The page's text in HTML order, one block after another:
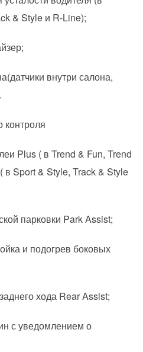
& Style и R-Line);
внутри салона,
контроля
Plus ( в Trend & Fun, Trend
Sport & Style, Track & Style
парковки Park Assist;
и подогрев боковых
хода Rear Assist;
с уведомлением о